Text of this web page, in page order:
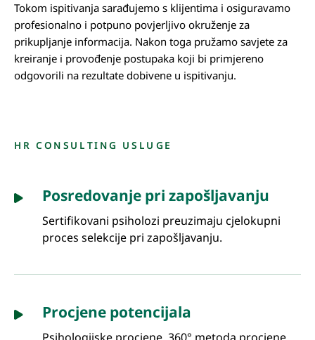
Tokom ispitivanja sarađujemo s klijentima i osiguravamo
profesionalno i potpuno povjerljivo okruženje za
prikupljanje informacija. Nakon toga pružamo savjete za
kreiranje i provođenje postupaka koji bi primjereno
odgovorili na rezultate dobivene u ispitivanju.
HR CONSULTING USLUGE
Posredovanje pri zapošljavanju
Sertifikovani psiholozi preuzimaju cjelokupni
proces selekcije pri zapošljavanju.
Procjene potencijala